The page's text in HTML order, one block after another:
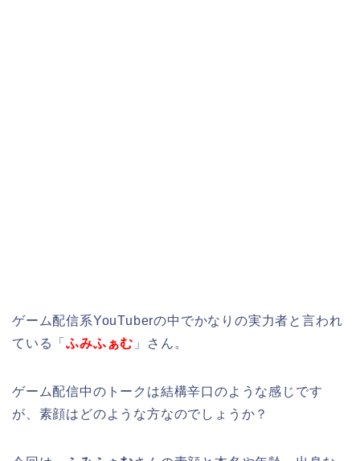
ゲーム配信系YouTuberの中でかなりの実力者と言われ
ている「ふみふぁむ 」さん。
ゲーム配信中のトークは結構辛口のような感じです
が、素顔はどのような方なのでしょうか？